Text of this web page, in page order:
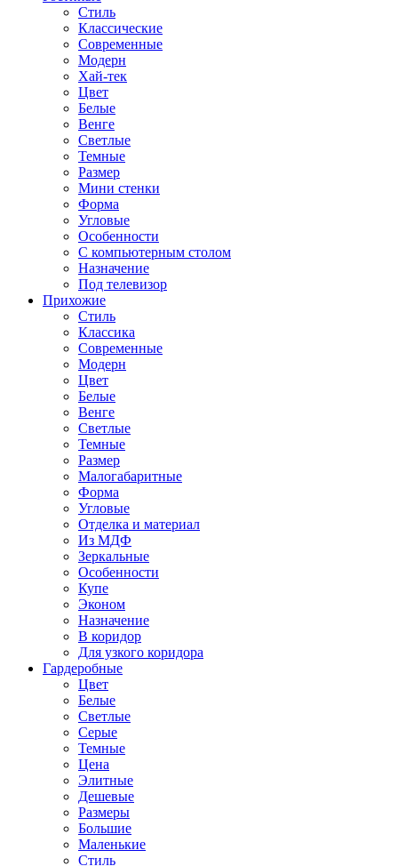
Стиль
Классические
Современные
Модерн
Хай-тек
Цвет
Белые
Венге
Светлые
Темные
Размер
Мини стенки
Форма
Угловые
Особенности
С компьютерным столом
Назначение
Под телевизор
Прихожие
Стиль
Классика
Современные
Модерн
Цвет
Белые
Венге
Светлые
Темные
Размер
Малогабаритные
Форма
Угловые
Отделка и материал
Из МДФ
Зеркальные
Особенности
Купе
Эконом
Назначение
В коридор
Для узкого коридора
Гардеробные
Цвет
Белые
Светлые
Серые
Темные
Цена
Элитные
Дешевые
Размеры
Большие
Маленькие
Стиль